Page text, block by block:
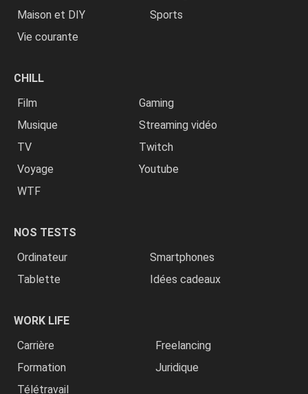
Maison et DIY
Sports
Vie courante
CHILL
Film
Gaming
Musique
Streaming vidéo
TV
Twitch
Voyage
Youtube
WTF
NOS TESTS
Ordinateur
Smartphones
Tablette
Idées cadeaux
WORK LIFE
Carrière
Freelancing
Formation
Juridique
Télétravail